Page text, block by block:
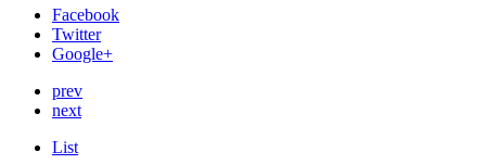
Facebook
Twitter
Google+
prev
next
List